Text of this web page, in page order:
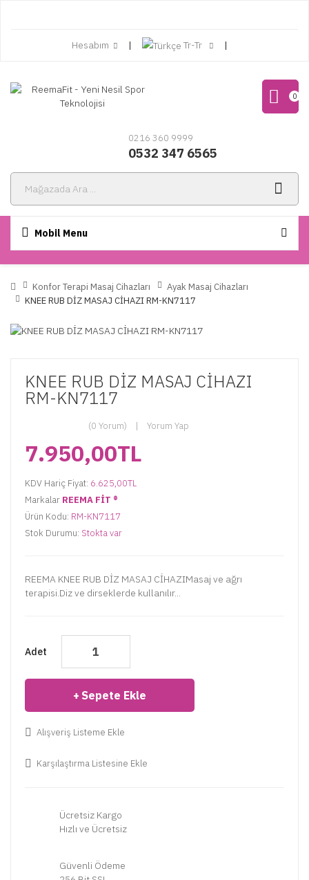
Hesabım Tr-Tr
0
0216 360 9999
0532 347 6565
Mobil Menu
Konfor Terapi Masaj Cihazları
Ayak Masaj Cihazları
KNEE RUB DİZ MASAJ CİHAZI RM-KN7117
KNEE RUB DİZ MASAJ CİHAZI
RM-KN7117
(0 Yorum) Yorum Yap
7.950,00TL
KDV Hariç Fiyat: 6.625,00TL
Markalar REEMA FİT ®️
Ürün Kodu: RM-KN7117
Stok Durumu: Stokta var
REEMA KNEE RUB DİZ MASAJ CİHAZIMasaj ve ağrı
terapisi.Diz ve dirseklerde kullanılır...
Adet
Sepete Ekle
Alışveriş Listeme Ekle
Karşılaştırma Listesine Ekle
Ücretsiz Kargo
Hızlı ve Ücretsiz
Güvenli Ödeme